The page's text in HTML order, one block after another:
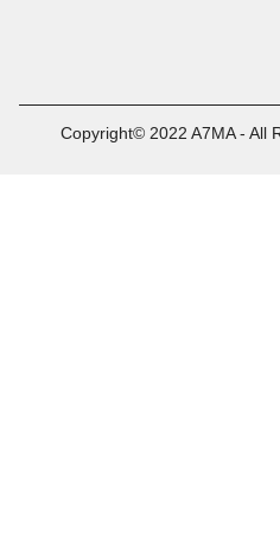
Copyright© 2022 A7MA - All